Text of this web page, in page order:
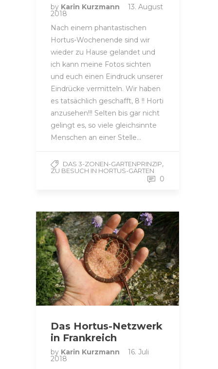
by Karin Kurzmann 13. August
2018
Nach einem phantastischen
Hortus-Wochenende sind wir
wieder zu Hause gelandet und
ich kann meine Fotos sichten
und euch einen Eindruck unserer
Eindrücke vermitteln. Wir haben
es tatsächlich geschafft, 8 !! Horti
anzusehen!!! Selten bis gar nicht
gelingt es, so viele gleichsinnte
Menschen an einer Stelle…
DAS 3-ZONEN-GARTENPRINZIP,
ZU BESUCH IN HORTUS-GÄRTEN
0
Das Hortus-Netzwerk
in Frankreich
by Karin Kurzmann 16. Juli
2018